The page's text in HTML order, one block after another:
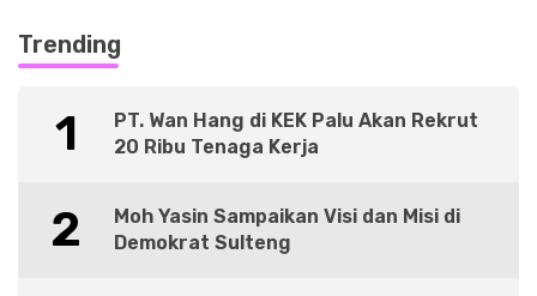
Trending
1
PT. Wan Hang di KEK Palu Akan Rekrut
20 Ribu Tenaga Kerja
2
Moh Yasin Sampaikan Visi dan Misi di
Demokrat Sulteng